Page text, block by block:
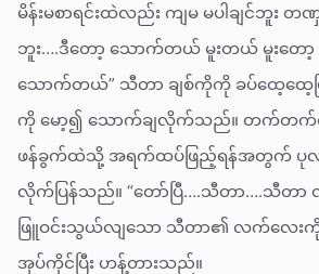
မိန်းမစာရင်းထဲလည်း ကျမ မပါချင်ဘူး တဏှ
ဘူး….ဒီတော့ သောက်တယ် မူးတယ် မူးတော့
သောက်တယ်” သီတာ ချစ်ကိုကို ခပ်ထေ့ထေ့ပ
ကို မော့၍ သောက်ချလိုက်သည်။ တက်တက်
ဖန်ခွက်ထဲသို့ အရက်ထပ်ဖြည့်ရန်အတွက် ပု
လိုက်ပြန်သည်။ “တော်ပြီ….သီတာ….သီတာ လွ
ဖြူဝင်းသွယ်လျသော သီတာ၏ လက်လေး
အုပ်ကိုင်ပြီး ဟန့်တားသည်။